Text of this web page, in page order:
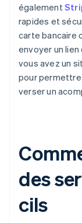
également
rapides et
carte bancaire
envoyer un lien
vous avez un
pour permettre
verser un
des
cils